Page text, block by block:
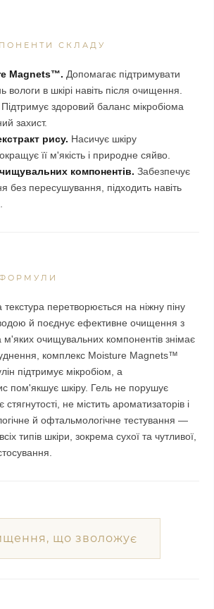
СКЛАДУ
Magnets™. Допомагає підтримувати
вологи в шкірі навіть після очищення.
Підтримує здоровий баланс мікробіома
захист.
рису. Насичує шкіру
її м'якість і природне сяйво.
компонентів. Забезпечує
без пересушування, підходить навіть
перетворюється на ніжну піну
водою й поєднує ефективне очищення з
очищувальних компонентів знімає
комплекс Moisture Magnets™
підтримує мікробіом, а
пом'якшує шкіру. Гель не порушує
не містить ароматизаторів і
й офтальмологічне тестування —
типів шкіри, зокрема сухої та чутливої,
що зволожує